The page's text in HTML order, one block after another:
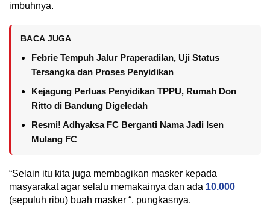
imbuhnya.
BACA JUGA
Febrie Tempuh Jalur Praperadilan, Uji Status
Tersangka dan Proses Penyidikan
Kejagung Perluas Penyidikan TPPU, Rumah Don
Ritto di Bandung Digeledah
Resmi! Adhyaksa FC Berganti Nama Jadi Isen
Mulang FC
“Selain itu kita juga membagikan masker kepada
masyarakat agar selalu memakainya dan ada 10.000
(sepuluh ribu) buah masker “, pungkasnya.